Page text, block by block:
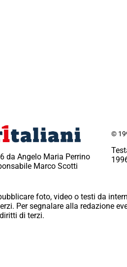
da Angelo Maria Perrino
Marco Scotti
©
foto, video o testi da
Per segnalare alla redazione
di terzi.